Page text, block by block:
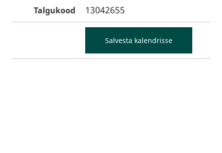
Talgukood 13042655
Salvesta kalendrisse